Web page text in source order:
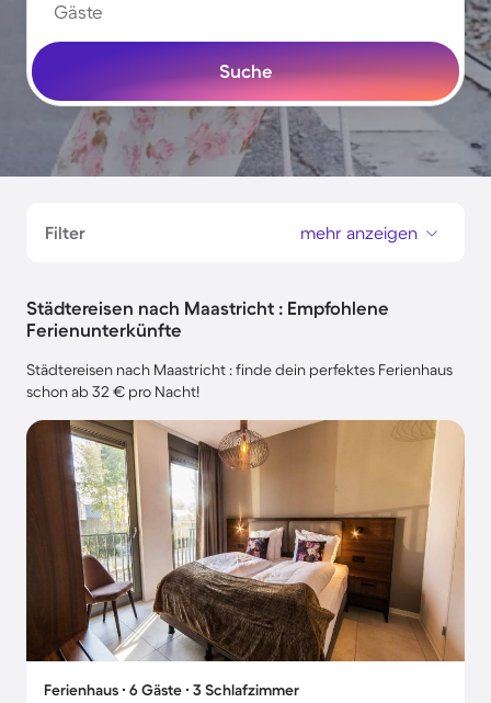
Gäste
Suche
Filter mehr anzeigen
Städtereisen nach Maastricht : Empfohlene
Ferienunterkünfte
Städtereisen nach Maastricht : finde dein perfektes Ferienhaus
schon ab 32 € pro Nacht!
Ferienhaus ∙ 6 Gäste ∙ 3 Schlafzimmer